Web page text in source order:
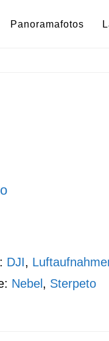
Panoramafotos
DJI,
Nebel , Sterpeto